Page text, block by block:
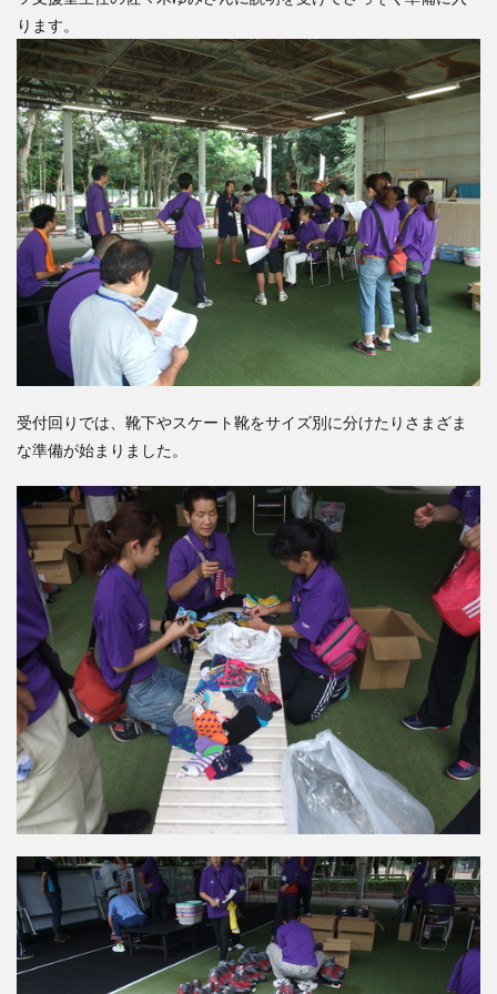
ります。
受付回りでは、靴下やスケート靴をサイズ別に分けたりさまざま
な準備が始まりました。